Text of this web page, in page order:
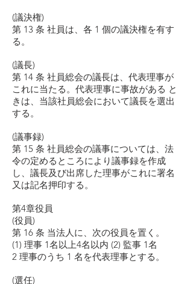
(議決権)
第 13 条 社員は、各 1 個の議決権を有す
る。
(議長)
第 14 条 社員総会の議長は、代表理事が
これに当たる。代表理事に事故がある と
きは、当該社員総会において議長を選出
する。
(議事録)
第 15 条 社員総会の議事については、法
令の定めるところにより議事録を作成
し、議長及び出席した理事がこれに署名
又は記名押印する。
第4章役員
(役員)
第 16 条 当法人に、次の役員を置く。
(1) 理事 1名以上4名以内 (2) 監事 1名
2 理事のうち 1 名を代表理事とする。
(選任)